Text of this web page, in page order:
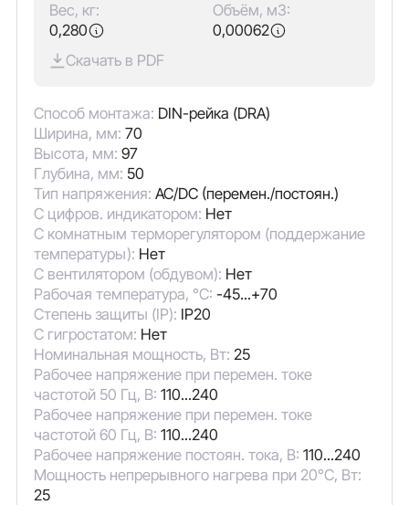
Вес, кг:
0,280
Объём, м3:
0,00062
Скачать в PDF
Способ монтажа: DIN-рейка (DRA)
Ширина, мм: 70
Высота, мм: 97
Глубина, мм: 50
Тип напряжения: AC/DC (перемен./постоян.)
С цифров. индикатором: Нет
С комнатным терморегулятором (поддержание
температуры): Нет
С вентилятором (обдувом): Нет
Рабочая температура, °C: -45...+70
Степень защиты (IP): IP20
С гигростатом: Нет
Номинальная мощность, Вт: 25
Рабочее напряжение при перемен. токе
частотой 50 Гц, В: 110...240
Рабочее напряжение при перемен. токе
частотой 60 Гц, В: 110...240
Рабочее напряжение постоян. тока, В: 110...240
Мощность непрерывного нагрева при 20°C, Вт:
25